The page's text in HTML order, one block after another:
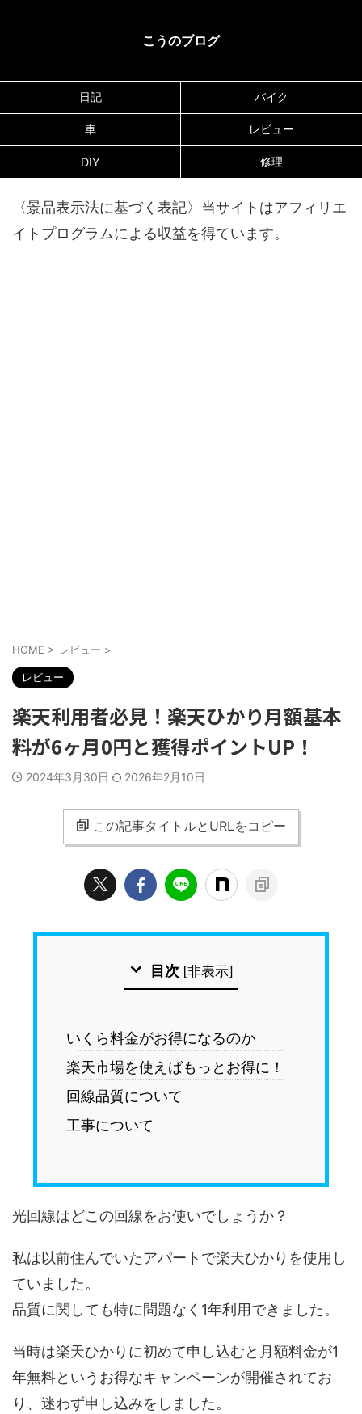
こうのブログ
日記 バイク
車 レビュー
DIY 修理
〈景品表示法に基づく表記〉当サイトはアフィリエ
イトプログラムによる収益を得ています。
HOME > レビュー >
レビュー
楽天利用者必見！楽天ひかり月額基本
料が6ヶ月0円と獲得ポイントUP！
2024年3月30日 2026年2月10日
この記事タイトルとURLをコピー
目次 [非表示]
いくら料金がお得になるのか
楽天市場を使えばもっとお得に！
回線品質について
工事について
光回線はどこの回線をお使いでしょうか？
私は以前住んでいたアパートで楽天ひかりを使用し
ていました。
品質に関しても特に問題なく1年利用できました。
当時は楽天ひかりに初めて申し込むと月額料金が1
年無料というお得なキャンペーンが開催されてお
り、迷わず申し込みをしました。